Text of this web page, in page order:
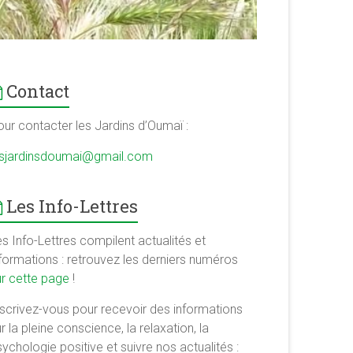
Contact
contacter les Jardins d’Oumaï :
Les Info-Lettres
Info-Lettres compilent actualités et
: retrouvez les derniers numéros
cette page !
vous pour recevoir des informations
la pleine conscience, la relaxation, la
positive et suivre nos actualités :